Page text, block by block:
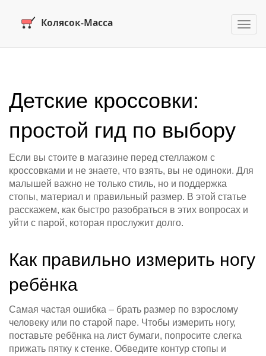
Детские кроссовки:
простой гид по выбору
Если вы стоите в магазине перед стеллажом с
кроссовками и не знаете, что взять, вы не одиноки. Для
малышей важно не только стиль, но и поддержка
стопы, материал и правильный размер. В этой статье
расскажем, как быстро разобраться в этих вопросах и
уйти с парой, которая прослужит долго.
Как правильно измерить ногу
ребёнка
Самая частая ошибка – брать размер по взрослому
человеку или по старой паре. Чтобы измерить ногу,
поставьте ребёнка на лист бумаги, попросите слегка
прижать пятку к стенке. Обведите контур стопы и